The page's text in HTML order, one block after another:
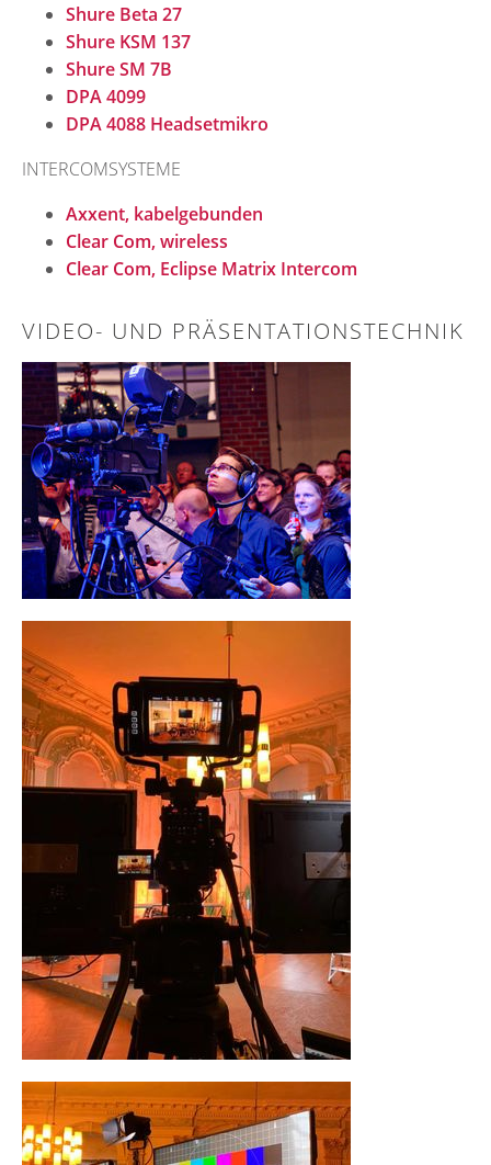
Shure Beta 27
Shure KSM 137
Shure SM 7B
DPA 4099
DPA 4088 Headsetmikro
INTERCOMSYSTEME
Axxent, kabelgebunden
Clear Com, wireless
Clear Com, Eclipse Matrix Intercom
VIDEO- UND PRÄSENTATIONSTECHNIK